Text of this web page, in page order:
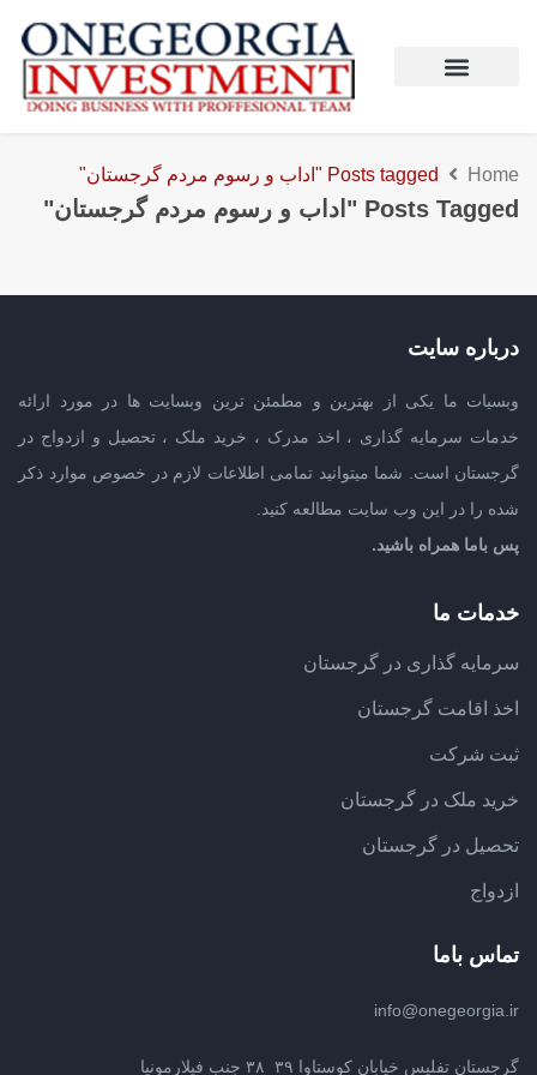
Home Posts tagged "اداب و رسوم مردم گرجستان"
Posts Tagged "اداب و رسوم مردم گرجستان"
درباره سایت
وبسیات ما یکی از بهترین و مطمئن ترین وبسایت ها در مورد ارائه
خدمات سرمایه گذاری ، اخذ مدرک ، خرید ملک ، تحصیل و ازدواج در
گرجستان است. شما میتوانید تمامی اطلاعات لازم در خصوص موارد ذکر
شده را در این وب سایت مطالعه کنید.
پس باما همراه باشید.
خدمات ما
سرمایه گذاری در گرجستان
اخذ اقامت گرجستان
ثبت شرکت
خرید ملک در گرجستان
تحصیل در گرجستان
ازدواج
تماس باما
info@onegeorgia.ir
گرجستان تفلیس خیابان کوستاوا ۳۹_۳۸ جنب فیلارمونیا